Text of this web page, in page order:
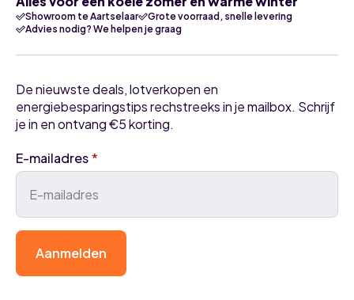
worden
op
productpagina
Showroom te Aartselaar
Grote voorraad, snelle levering
Advies nodig? We helpen je graag
De nieuwste deals, lotverkopen en
energiebesparingstips rechstreeks in je mailbox. Schrijf
je in en ontvang €5 korting.
E-mailadres*
Aanmelden